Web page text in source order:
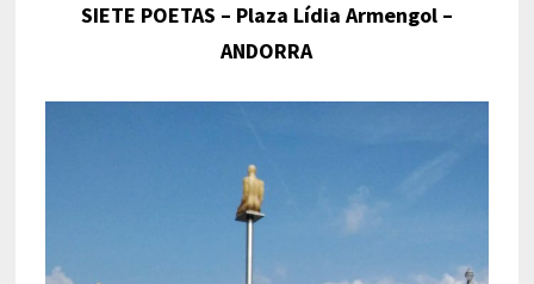
SIETE POETAS – Plaza Lídia Armengol –
ANDORRA